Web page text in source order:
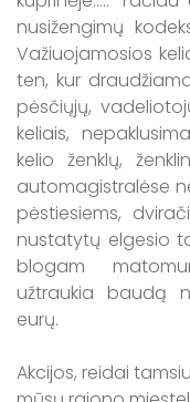
nusižengimų
Važiuojamosios
ten, kur
pėsčiųjų,
keliais,
kelio ženklų,
automagistralėse
pėstiesiems,
nustatytų elgesio
blogam
užtraukia baudą
eurų.
Akcijos, reidai